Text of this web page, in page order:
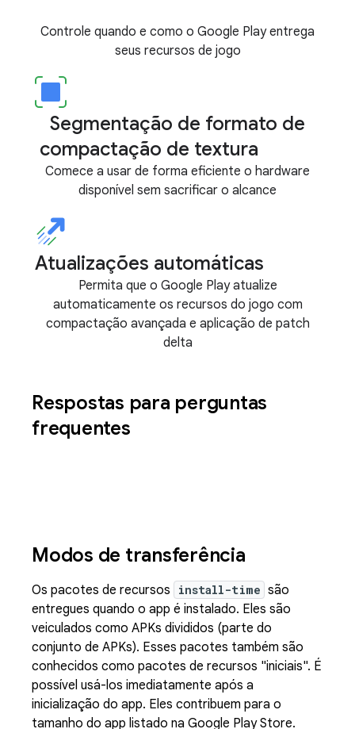
Controle quando e como o Google Play entrega
seus recursos de jogo
Segmentação de formato de
compactação de textura
Comece a usar de forma eficiente o hardware
disponível sem sacrificar o alcance
Atualizações automáticas
Permita que o Google Play atualize
automaticamente os recursos do jogo com
compactação avançada e aplicação de patch
delta
Respostas para perguntas
frequentes
Modos de transferência
Os pacotes de recursos install-time são
entregues quando o app é instalado. Eles são
veiculados como APKs divididos (parte do
conjunto de APKs). Esses pacotes também são
conhecidos como pacotes de recursos "iniciais". É
possível usá-los imediatamente após a
inicialização do app. Eles contribuem para o
tamanho do app listado na Google Play Store.